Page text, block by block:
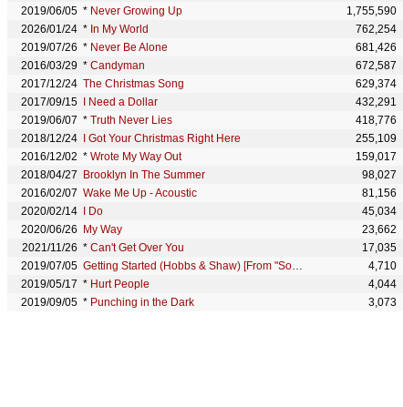
2019/06/05 * Never Growing Up 1,755,590
2026/01/24 * In My World 762,254
2019/07/26 * Never Be Alone 681,426
2016/03/29 * Candyman 672,587
2017/12/24 The Christmas Song 629,374
2017/09/15
I Need a Dollar 432,291
2019/06/07 * Truth Never Lies 418,776
2018/12/24
I Got Your Christmas Right Here 255,109
2016/12/02 * Wrote My Way Out 159,017
2018/04/27
Brooklyn In The Summer 98,027
2016/02/07 Wake Me Up - Acoustic 81,156
2020/02/14
I Do 45,034
2020/06/26
My Way 23,662
2021/11/26 * Can't Get Over You 17,035
2019/07/05
Getting Started (Hobbs & Shaw) [From "Songland"] 4,710
2019/05/17 * Hurt People 4,044
2019/09/05 * Punching in the Dark 3,073